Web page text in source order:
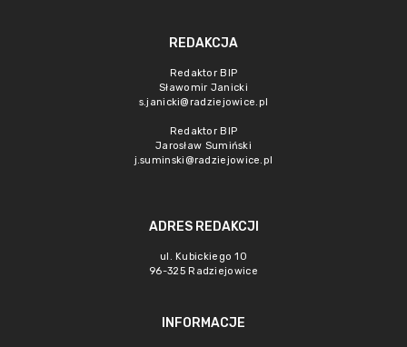
REDAKCJA
Redaktor BIP
Sławomir Janicki
s.janicki@radziejowice.pl
Redaktor BIP
Jarosław Sumiński
j.suminski@radziejowice.pl
ADRES REDAKCJI
ul. Kubickiego 10
96-325 Radziejowice
INFORMACJE